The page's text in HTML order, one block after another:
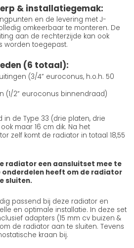
& installatiegemak:
en de levering met J-
omkeerbaar te monteren. De
aan de rechterzijde kan ook
worden toegepast.
(6 totaal):
(3/4” euroconus, h.o.h. 50
(1/2” euroconus binnendraad)
in de Type 33 (drie platen, drie
maar 16 cm dik. Na het
zelf komt de radiator in totaal 18,55
radiator een aansluitset mee te
heeft om de radiator
sluiten.
passend bij deze radiator en
en optimale installatie. In deze set
adapters (15 mm cv buizen &
de radiator aan te sluiten. Tevens
kraan bij.